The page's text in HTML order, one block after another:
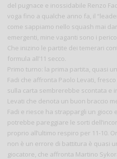
del pugnace e inossidabile Renzo
voga fino a qualche anno fa, il
come sappiamo nello squash mai
emergenti, mine vaganti sono i
Che inizino le partite dei temerari
formula all’11 secco.
Primo turno: la prima partita, quasi
Fadi che affronta Paolo Levati,
sulla carta sembrerebbe scontata e
Levati che denota un buon braccio
Fadi e riesce ha strappargli un gioco
potrebbe pareggiare le sorti
proprio all’ultimo respiro per 11-10.
non è un errore di battitura è quasi
giocatore, che affronta Martino